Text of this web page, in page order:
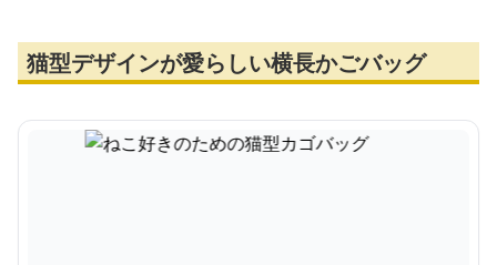
猫型デザインが愛らしい横長かごバッグ